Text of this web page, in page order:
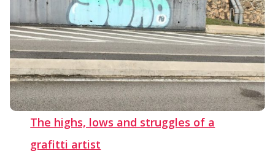
The highs, lows and struggles of a
grafitti artist